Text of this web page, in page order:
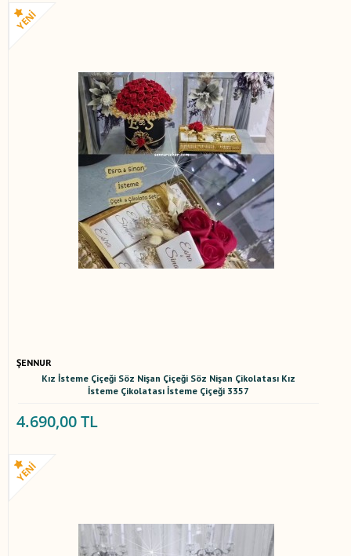
ŞENNUR
Kız İsteme Çiçeği Söz Nişan Çiçeği Söz Nişan Çikolatası Kız
İsteme Çikolatası İsteme Çiçeği 3357
4.690,00 TL